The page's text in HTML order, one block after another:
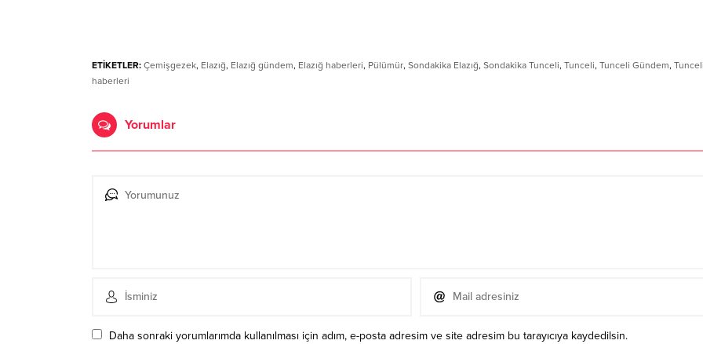
ETİKETLER: Çemişgezek, Elazığ, Elazığ gündem, Elazığ haberleri, Pülümür, Sondakika Elazığ, Sondakika Tunceli, Tunceli, Tunceli Gündem,
haberleri
Yorumlar
Daha sonraki yorumlarımda kullanılması için adım, e-posta adresim ve site adresim bu tarayıcıya kaydedilsin.